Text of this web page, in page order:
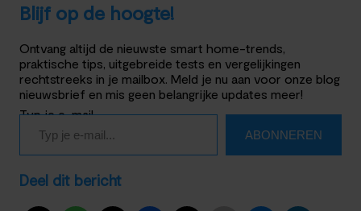
Blijf op de hoogte!
Ontvang altijd de nieuwste smart home-trends,
praktische tips, uitgebreide tests en vergelijkingen
rechtstreeks in je mailbox. Meld je nu aan voor onze blog
nieuwsbrief en mis geen belangrijke updates meer!
Typ je e-mail…
ABONNEREN
Deel dit bericht